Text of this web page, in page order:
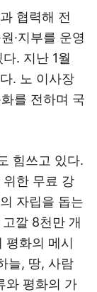
협력해 전
·지부를 운영
. 지난 1월
. 노 이사장
를 전하며 국
힘쓰고 있다.
한 무료 강
자립을 돕는
깔 8천만 개
평화의 메시
늘, 땅, 사람
와 평화의 가